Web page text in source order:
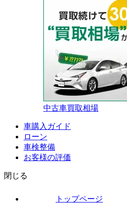
中古車買取相場
車購入ガイド
ローン
車検整備
お客様の評価
閉じる
トップページ